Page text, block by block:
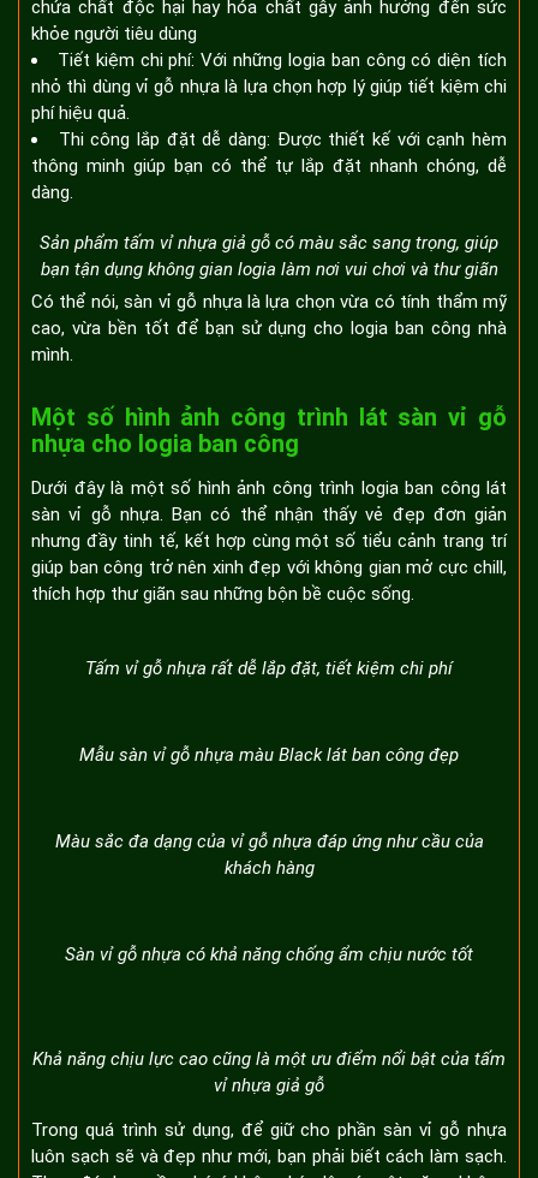
chứa chất độc hại hay hóa chất gây ảnh hưởng đến sức
khỏe người tiêu dùng
Tiết kiệm chi phí: Với những logia ban công có diện tích
nhỏ thì dùng vỉ gỗ nhựa là lựa chọn hợp lý giúp tiết kiệm chi
phí hiệu quả.
Thi công lắp đặt dễ dàng: Được thiết kế với cạnh hèm
thông minh giúp bạn có thể tự lắp đặt nhanh chóng, dễ
dàng.
Sản phẩm tấm vỉ nhựa giả gỗ có màu sắc sang trọng, giúp
bạn tận dụng không gian logia làm nơi vui chơi và thư giãn
Có thể nói, sàn vỉ gỗ nhựa là lựa chọn vừa có tính thẩm mỹ
cao, vừa bền tốt để bạn sử dụng cho logia ban công nhà
mình.
Một số hình ảnh công trình lát sàn vỉ gỗ
nhựa cho logia ban công
Dưới đây là một số hình ảnh công trình logia ban công lát
sàn vỉ gỗ nhựa. Bạn có thể nhận thấy vẻ đẹp đơn giản
nhưng đầy tinh tế, kết hợp cùng một số tiểu cảnh trang trí
giúp ban công trở nên xinh đẹp với không gian mở cực chill,
thích hợp thư giãn sau những bộn bề cuộc sống.
Tấm vỉ gỗ nhựa rất dễ lắp đặt, tiết kiệm chi phí
Mẫu sàn vỉ gỗ nhựa màu Black lát ban công đẹp
Màu sắc đa dạng của vỉ gỗ nhựa đáp ứng như cầu của
khách hàng
Sàn vỉ gỗ nhựa có khả năng chống ẩm chịu nước tốt
Khả năng chịu lực cao cũng là một ưu điểm nổi bật của tấm
vỉ nhựa giả gỗ
Trong quá trình sử dụng, để giữ cho phần sàn vỉ gỗ nhựa
luôn sạch sẽ và đẹp như mới, bạn phải biết cách làm sạch.